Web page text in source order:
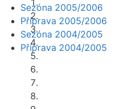
Sezóna 2005/2006
Příprava 2005/2006
Sezóna 2004/2005
Příprava 2004/2005